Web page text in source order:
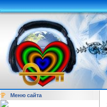
Меню сайта